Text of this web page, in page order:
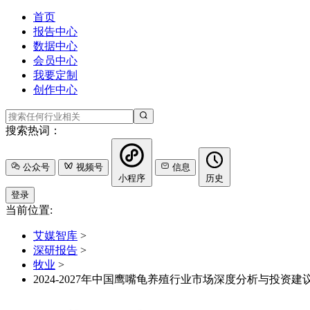
首页
报告中心
数据中心
会员中心
我要定制
创作中心
搜索热词：
公众号
视频号
小程序
信息
历史
登录
当前位置:
艾媒智库 >
深研报告 >
牧业 >
2024-2027年中国鹰嘴龟养殖行业市场深度分析与投资建